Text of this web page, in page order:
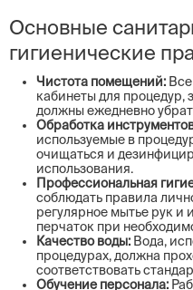
Основные
гигиенические
Чистота помещений:
кабинеты для процедур,
должны ежедневно
Обработка
используемые в
очищаться и
использования.
Профессиональная
соблюдать правила
регулярное мытье рук и
перчаток при
Качество воды: Вода,
процедурах, должна
соответствовать
Обучение персонала: